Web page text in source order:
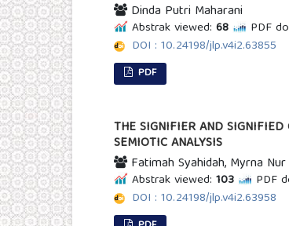
Dinda Putri Maharani
Abstrak viewed: 68 PDF
DOI : 10.24198/jlp.v4i2.63855
PDF
THE SIGNIFIER AND SIGNIFIED
SEMIOTIC ANALYSIS
Fatimah Syahidah, Myrna Nur
Abstrak viewed: 103 PDF
DOI : 10.24198/jlp.v4i2.63958